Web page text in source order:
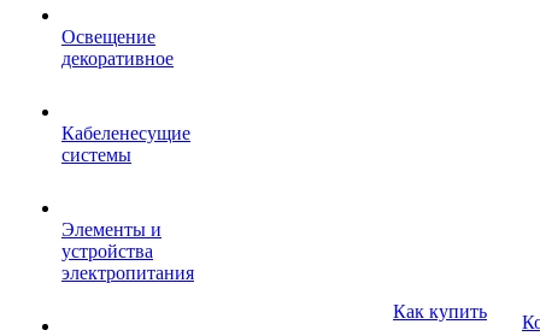
Освещение
декоративное
Кабеленесущие
системы
Элементы и
устройства
электропитания
Как купить